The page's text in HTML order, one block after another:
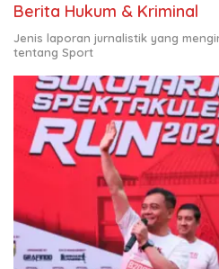
Berita Hukum & Kriminal
Jenis laporan jurnalistik yang
tentang Sport